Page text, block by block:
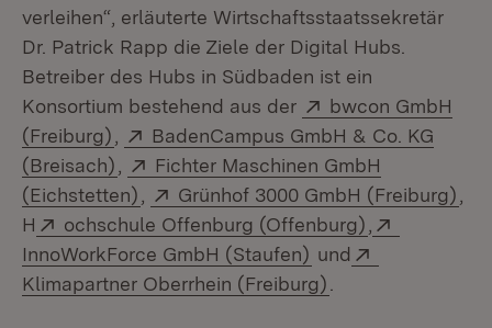
verleihen“, erläuterte Wirtschaftsstaatssekretär
Dr. Patrick Rapp die Ziele der Digital Hubs.
Betreiber des Hubs in Südbaden ist ein
Konsortium bestehend aus der
Extern:
bwcon GmbH
(Freiburg) (Öffnet in neuem Fenster)
Extern:
BadenCampus GmbH & Co. KG
(Breisach) (Öffnet in neuem Fenster)
Extern:
Fichter Maschinen GmbH
(Eichstetten) (Öffnet in neuem Fenster)
Extern:
Grünhof 3000 GmbH (Freiburg)
H
Extern:
ochschule Offenburg (Offenburg) (Öffnet in
InnoWorkForce GmbH (Staufen) (Öffnet in neuem
und
Klimapartner Oberrhein (Freiburg)